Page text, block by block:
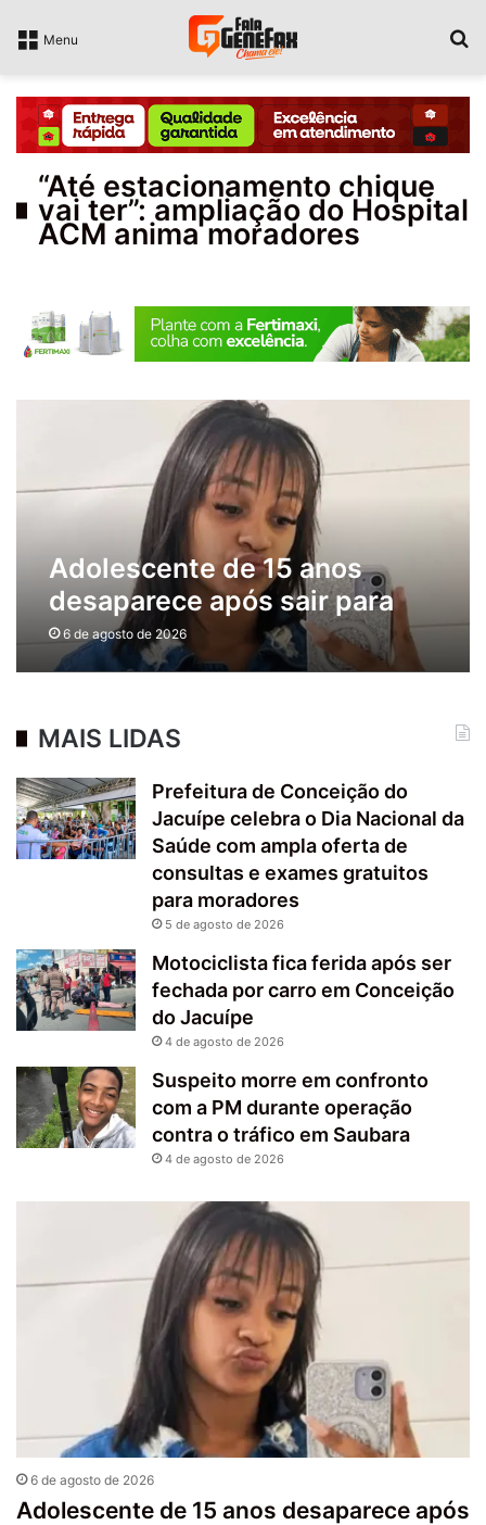
Menu
“Até estacionamento chique
vai ter”: ampliação do Hospital
ACM anima moradores
Adolescente de 15 anos
desaparece após sair para
festa
6 de agosto de 2026
MAIS LIDAS
Prefeitura de Conceição do
Jacuípe celebra o Dia Nacional da
Saúde com ampla oferta de
consultas e exames gratuitos
para moradores
5 de agosto de 2026
Motociclista fica ferida após ser
fechada por carro em Conceição
do Jacuípe
4 de agosto de 2026
Suspeito morre em confronto
com a PM durante operação
contra o tráfico em Saubara
4 de agosto de 2026
6 de agosto de 2026
Adolescente de 15 anos desaparece após